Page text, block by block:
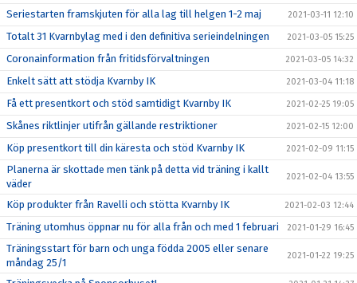
Seriestarten framskjuten för alla lag till helgen 1-2 maj 2021-03-11 12:10
Totalt 31 Kvarnbylag med i den definitiva serieindelningen 2021-03-05 15:25
Coronainformation från fritidsförvaltningen 2021-03-05 14:32
Enkelt sätt att stödja Kvarnby IK 2021-03-04 11:18
Få ett presentkort och stöd samtidigt Kvarnby IK 2021-02-25 19:05
Skånes riktlinjer utifrån gällande restriktioner 2021-02-15 12:00
Köp presentkort till din käresta och stöd Kvarnby IK 2021-02-09 11:15
Planerna är skottade men tänk på detta vid träning i kallt
väder
2021-02-04 13:55
Köp produkter från Ravelli och stötta Kvarnby IK 2021-02-03 12:44
Träning utomhus öppnar nu för alla från och med 1 februari 2021-01-29 16:45
Träningsstart för barn och unga födda 2005 eller senare
måndag 25/1
2021-01-22 19:25